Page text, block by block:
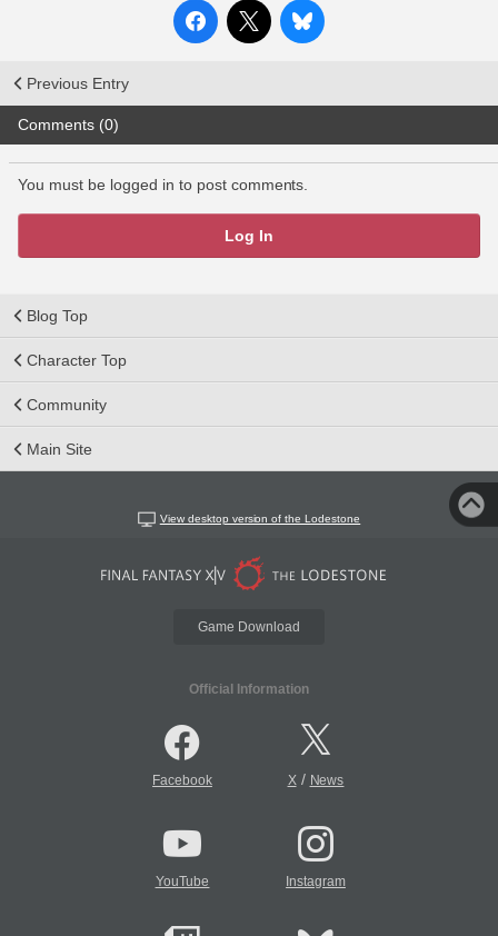
Previous Entry
Comments (0)
You must be logged in to post comments.
Log In
Blog Top
Character Top
Community
Main Site
View desktop version of the Lodestone
Game Download
Official Information
Facebook X/ News
YouTube Instagram